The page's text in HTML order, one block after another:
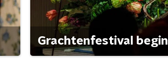
Grachtenfestival